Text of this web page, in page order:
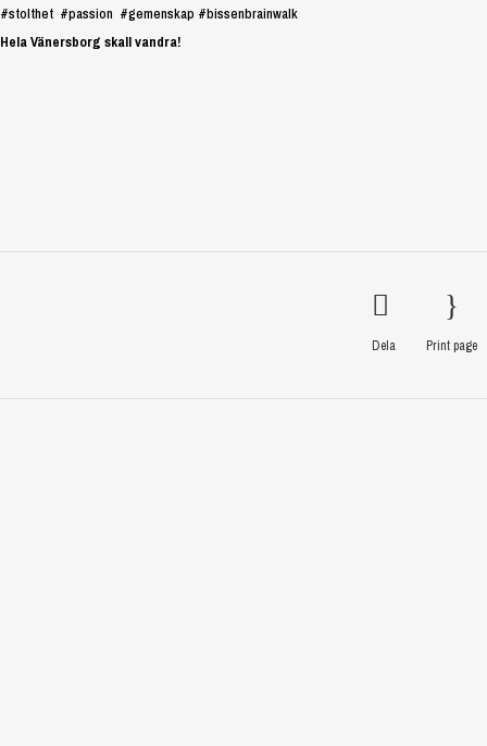
#stolthet #passion #gemenskap #bissenbrainwalk
Hela Vänersborg skall vandra!
Dela Print page